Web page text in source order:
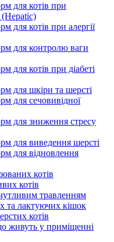
для котів при
для котів при алергії
для контролю ваги
для котів при діабеті
для шкіри та шерсті
для сечовивідної
для зниження стресу
для виведення шерсті
для відновлення
котів
котів
травленням
та лактуючих кішок
котів
живуть у приміщенні